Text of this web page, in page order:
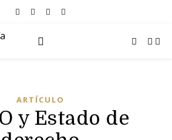
ARTÍCULO
y Estado de